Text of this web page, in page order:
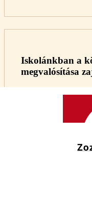
Iskolánkban a
megvalósítása